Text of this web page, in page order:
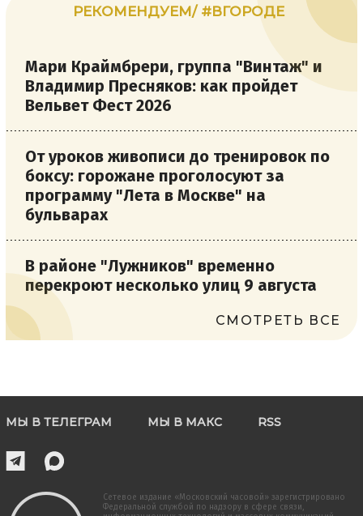
РЕКОМЕНДУЕМ/ #ВГОРОДЕ
Мари Краймбрери, группа "Винтаж" и
Владимир Пресняков: как пройдет
Вельвет Фест 2026
От уроков живописи до тренировок по
боксу: горожане проголосуют за
программу "Лета в Москве" на
бульварах
В районе "Лужников" временно
перекроют несколько улиц 9 августа
СМОТРЕТЬ ВСЕ
МЫ В ТЕЛЕГРАМ МЫ В МАКС RSS
Сетевое издание «Московский часовой» зарегистрировано
Федеральной службой по надзору в сфере связи,